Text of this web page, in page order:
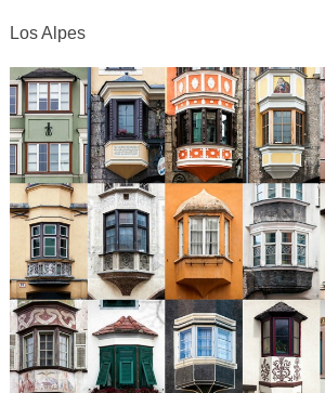
Los Alpes